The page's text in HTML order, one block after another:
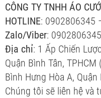
CÔNG TY TNHH ÁO
HOTLINE: 0902806345
Zalo/Viber: 0902806345
Địa chỉ: 1 Ấp Chiến
Quận Bình Tân,
Bình Hưng Hòa A, Quận
Chúng tôi sẽ liên hệ và